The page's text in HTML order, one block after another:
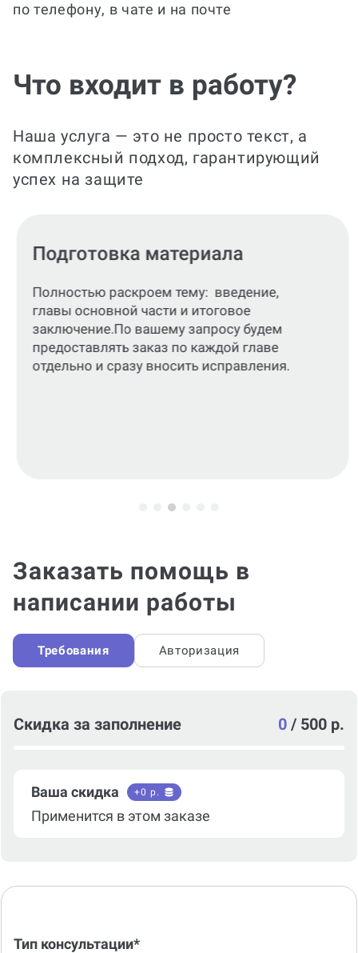
по телефону, в чате и на почте
Что входит в работу?
Наша услуга — это не просто текст, а
комплексный подход, гарантирующий
успех на защите
Подготовка материала
Полностью раскроем тему: введение,
главы основной части и итоговое
заключение.По вашему запросу будем
предоставлять заказ по каждой главе
отдельно и сразу вносить исправления.
Заказать помощь в
написании работы
Требования Авторизация
Скидка за заполнение 0 / 500 р.
Ваша скидка +0 р.
Применится в этом заказе
Тип консультации*